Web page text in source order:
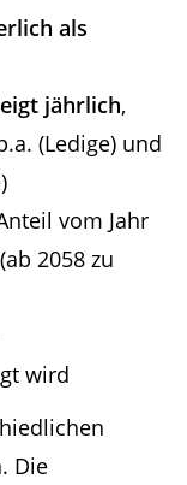
als
jährlich,
(Ledige) und
vom Jahr
2058 zu
wird
Die